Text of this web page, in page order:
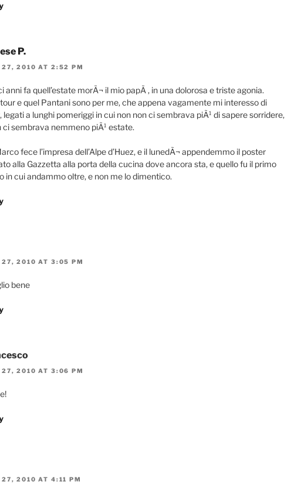
P.
27, 2010 AT 2:52 PM
anni fa quell’estate morÃ¬ il mio papÃ , in una dolorosa e triste agonia.
e quel Pantani sono per me, che appena vagamente mi interesso di
legati a lunghi pomeriggi in cui non non ci sembrava piÃ¹ di sapere sorridere,
ci sembrava nemmeno piÃ¹ estate.
fece l’impresa dell’Alpe d’Huez, e il lunedÃ¬ appendemmo il poster
alla Gazzetta alla porta della cucina dove ancora sta, e quello fu il primo
in cui andammo oltre, e non me lo dimentico.
27, 2010 AT 3:05 PM
bene
27, 2010 AT 3:06 PM
27, 2010 AT 4:11 PM